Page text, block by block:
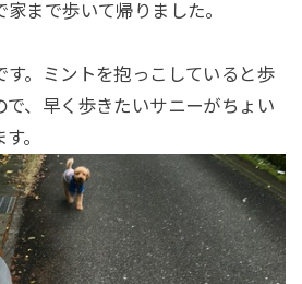
まで歩いて帰りました。
す。ミントを抱っこしていると歩
で、早く歩きたいサニーがちょい
。